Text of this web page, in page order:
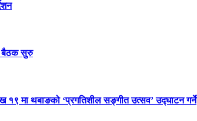
बैठक सुरु
मा थबाङको ‘प्रगतिशील सङ्गीत उत्सव’ उद्घाटन गर्ने